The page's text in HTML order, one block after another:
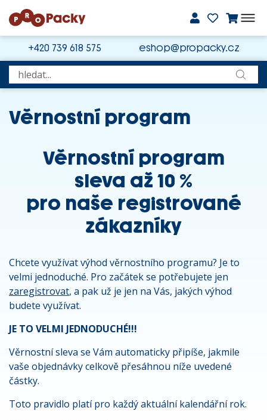
+420 739 618 575 eshop@propacky.cz
Věrnostní program
Věrnostní program
sleva až 10 %
pro naše registrované
zákazníky
Chcete využívat výhod věrnostního programu? Je to
velmi jednoduché. Pro začátek se potřebujete jen
zaregistrovat, a pak už je jen na Vás, jakých výhod
budete využívat.
JE TO VELMI JEDNODUCHÉ!!!
Věrnostní sleva se Vám automaticky připíše, jakmile
vaše objednávky celkově přesáhnou níže uvedené
částky.
Toto pravidlo platí pro každý aktuální kalendářní rok.